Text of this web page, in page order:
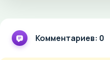
Комментариев: 0